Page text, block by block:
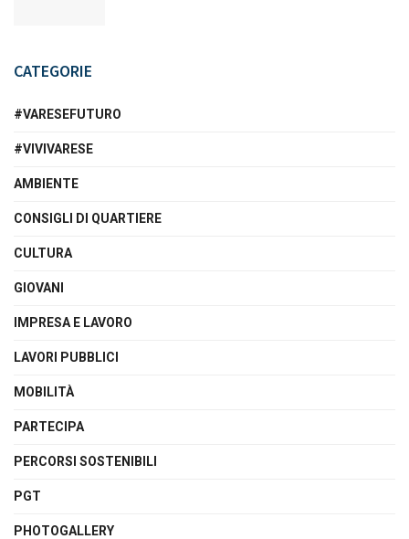
CATEGORIE
#VARESEFUTURO
#VIVIVARESE
AMBIENTE
CONSIGLI DI QUARTIERE
CULTURA
GIOVANI
IMPRESA E LAVORO
LAVORI PUBBLICI
MOBILITÀ
PARTECIPA
PERCORSI SOSTENIBILI
PGT
PHOTOGALLERY